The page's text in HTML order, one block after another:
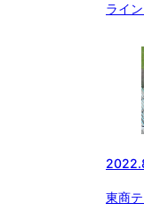
ライ
東商